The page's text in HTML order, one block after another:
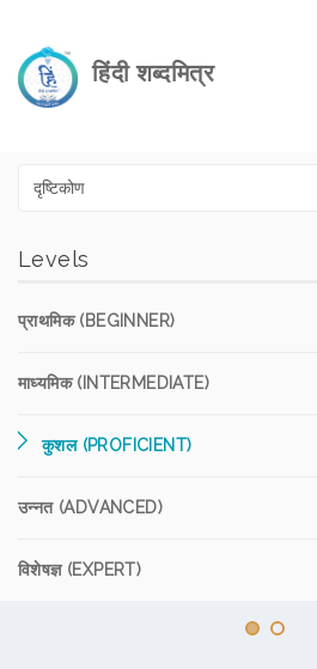
हिंदी शब्दमित्र
Levels
प्राथमिक (BEGINNER)
माध्यमिक (INTERMEDIATE)
कुशल (PROFICIENT)
उन्नत (ADVANCED)
विशेषज्ञ (EXPERT)